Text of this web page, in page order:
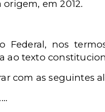
em 2012.
Federal, nos
ao texto
com as seguintes